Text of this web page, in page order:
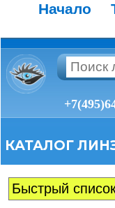
Начало
КАТАЛОГ